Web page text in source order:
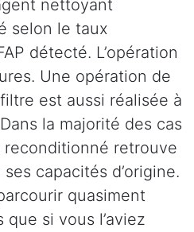
nettoyant
selon le taux
détecté. L’opération
Une opération de
est aussi réalisée à
la majorité des cas
retrouve
capacités d’origine.
quasiment
si vous l’aviez